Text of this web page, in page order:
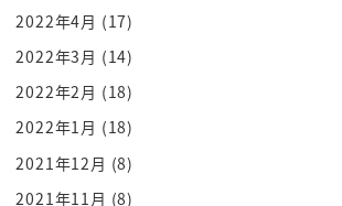
軍が実弾を装填してなかったこと
このことからもですね 大統領が緻密
少ない中で 急遽発令したという風な
浮かび上がってくるんですよ 戒厳軍
岩じゃなかった 国会もしっかり抑え
わけじゃなかった さあこれがです
2022年4月 (17)
2022年3月 (14)
2022年2月 (18)
2022年1月 (18)
2021年12月 (8)
2021年11月 (8)